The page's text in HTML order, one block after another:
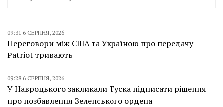
09:31 6 СЕРПНЯ, 2026
Переговори між США та Україною про передачу
Patriot тривають
09:28 6 СЕРПНЯ, 2026
У Навроцького закликали Туска підписати рішення
про позбавлення Зеленського ордена